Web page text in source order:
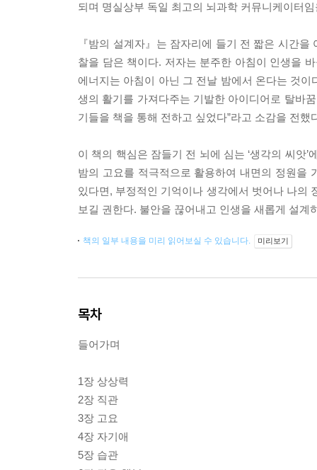
되며 명실상부 독일 최고의 뇌과학 커뮤니케이터
『밤의 설계자』는 잠자리에 들기 전 짧은 시간
찰을 담은 책이다. 저자는 분주한 아침이 인생을
에너지는 아침이 아닌 그 전날 밤에서 온다는 것
생의 활기를 가져다주는 기발한 아이디어로 탈바
기들을 책을 통해 전하고 싶었다”라고 소감을 전했
이 책의 핵심은 잠들기 전 뇌에 심는 ‘생각의 씨앗
밤의 고요를 적극적으로 활용하여 내면의 정원을
있다면, 부정적인 기억이나 생각에서 벗어나 나의
보길 권한다. 불안을 끊어내고 인생을 새롭게 설
책의 일부 내용을 미리 읽어보실 수 있습니다. 미리보기
목차
들어가며
1장 상상력
2장 직관
3장 고요
4장 자기애
5장 습관